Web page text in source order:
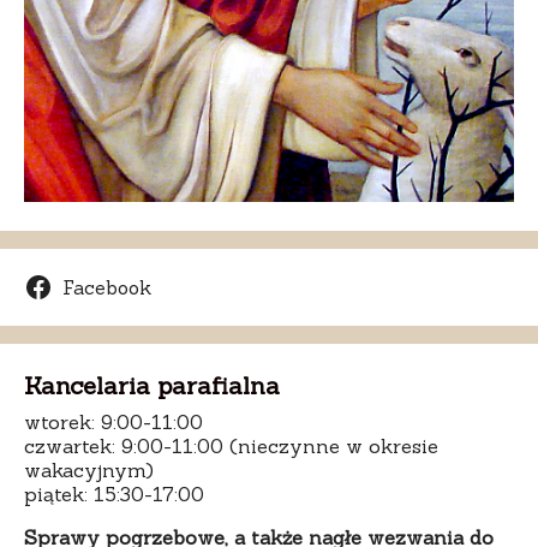
Facebook
Kancelaria parafialna
wtorek: 9:00-11:00
czwartek: 9:00-11:00 (nieczynne w okresie
wakacyjnym)
piątek: 15:30-17:00
Sprawy pogrzebowe, a także nagłe wezwania do